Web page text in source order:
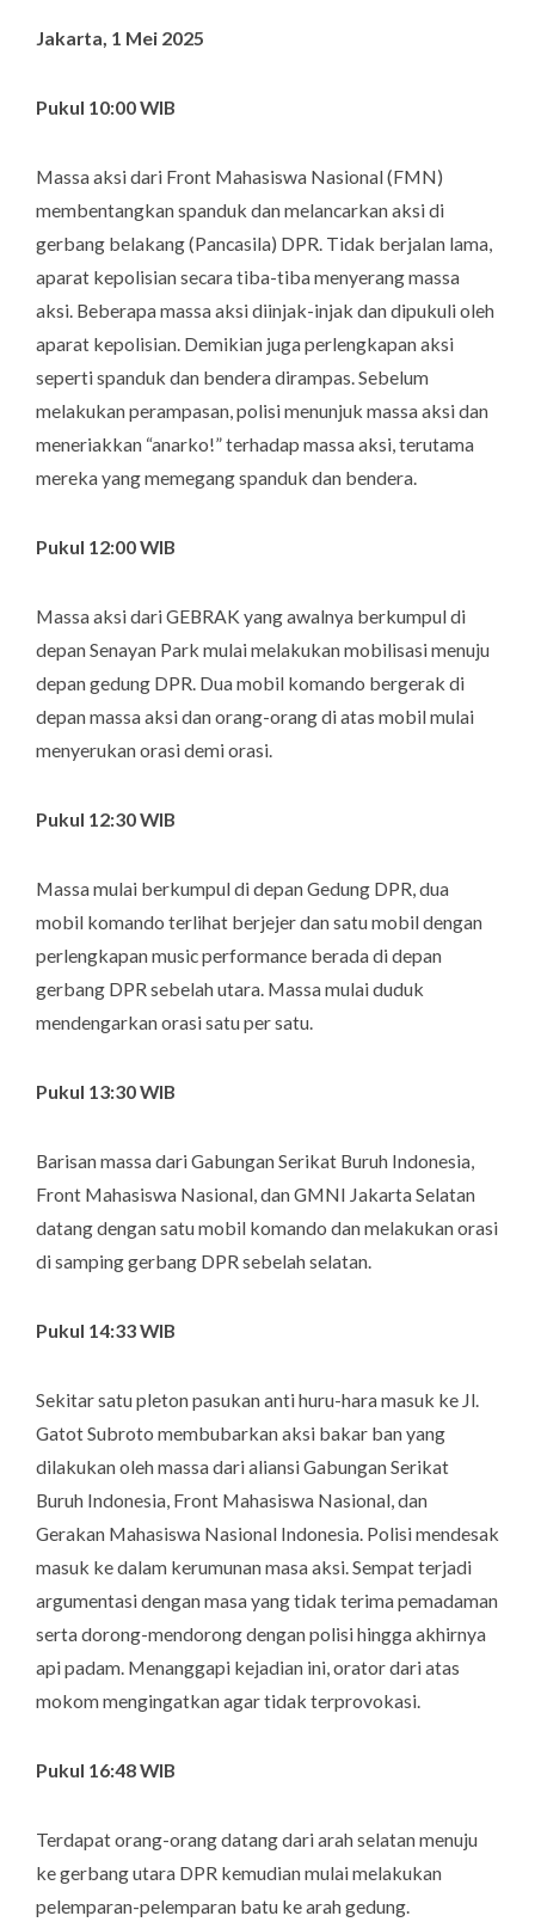
Jakarta, 1 Mei 2025
Pukul 10:00 WIB
Massa aksi dari Front Mahasiswa Nasional (FMN)
membentangkan spanduk dan melancarkan aksi di
gerbang belakang (Pancasila) DPR. Tidak berjalan lama,
aparat kepolisian secara tiba-tiba menyerang massa
aksi. Beberapa massa aksi diinjak-injak dan dipukuli oleh
aparat kepolisian. Demikian juga perlengkapan aksi
seperti spanduk dan bendera dirampas. Sebelum
melakukan perampasan, polisi menunjuk massa aksi dan
meneriakkan “anarko!” terhadap massa aksi, terutama
mereka yang memegang spanduk dan bendera.
Pukul 12:00 WIB
Massa aksi dari GEBRAK yang awalnya berkumpul di
depan Senayan Park mulai melakukan mobilisasi menuju
depan gedung DPR. Dua mobil komando bergerak di
depan massa aksi dan orang-orang di atas mobil mulai
menyerukan orasi demi orasi.
Pukul 12:30 WIB
Massa mulai berkumpul di depan Gedung DPR, dua
mobil komando terlihat berjejer dan satu mobil dengan
perlengkapan music performance berada di depan
gerbang DPR sebelah utara. Massa mulai duduk
mendengarkan orasi satu per satu.
Pukul 13:30 WIB
Barisan massa dari Gabungan Serikat Buruh Indonesia,
Front Mahasiswa Nasional, dan GMNI Jakarta Selatan
datang dengan satu mobil komando dan melakukan orasi
di samping gerbang DPR sebelah selatan.
Pukul 14:33 WIB
Sekitar satu pleton pasukan anti huru-hara masuk ke Jl.
Gatot Subroto membubarkan aksi bakar ban yang
dilakukan oleh massa dari aliansi Gabungan Serikat
Buruh Indonesia, Front Mahasiswa Nasional, dan
Gerakan Mahasiswa Nasional Indonesia. Polisi mendesak
masuk ke dalam kerumunan masa aksi. Sempat terjadi
argumentasi dengan masa yang tidak terima pemadaman
serta dorong-mendorong dengan polisi hingga akhirnya
api padam. Menanggapi kejadian ini, orator dari atas
mokom mengingatkan agar tidak terprovokasi.
Pukul 16:48 WIB
Terdapat orang-orang datang dari arah selatan menuju
ke gerbang utara DPR kemudian mulai melakukan
pelemparan-pelemparan batu ke arah gedung.